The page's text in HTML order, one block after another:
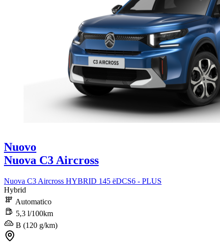
Nuovo
Nuova C3 Aircross
Nuova C3 Aircross HYBRID 145 ëDCS6 - PLUS
Hybrid
Automatico
5,3 l/100km
B (120 g/km)